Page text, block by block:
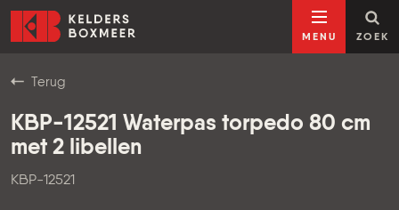
Ga naar inhoud
Kelders Boxmeer
MENU ZOEK
Terug
KBP-12521 Waterpas torpedo 80 cm
met 2 libellen
KBP-12521